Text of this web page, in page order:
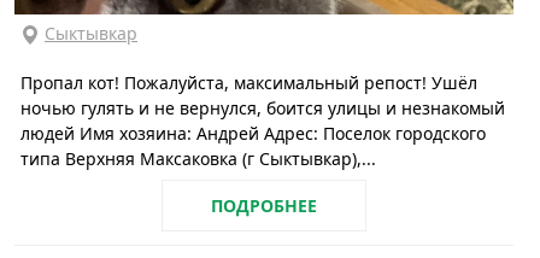
Сыктывкар
Пропал кот! Пожалуйста, максимальный репост! Ушёл
ночью гулять и не вернулся, боится улицы и незнакомый
людей Имя хозяина: Андрей Адрес: Поселок городского
типа Верхняя Максаковка (г Сыктывкар),...
ПОДРОБНЕЕ